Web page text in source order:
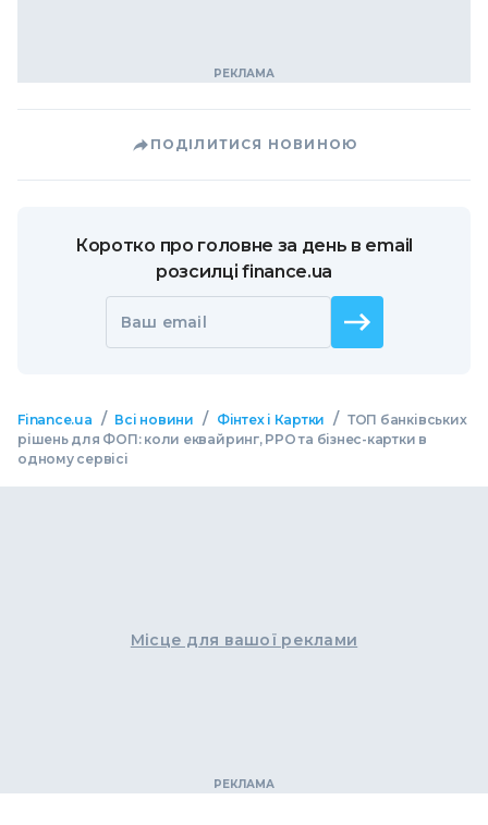
ПОДІЛИТИСЯ НОВИНОЮ
Коротко про головне за день в email
розсилці finance.ua
Ваш email
Finance.ua / Всі новини / Фінтех і Картки / ТОП банківських
рішень для ФОП: коли еквайринг, РРО та бізнес-картки в
одному сервісі
Місце для вашої реклами